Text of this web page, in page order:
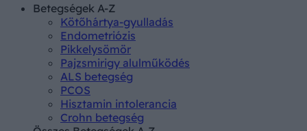
Betegségek A-Z
Kötőhártya-gyulladás
Endometriózis
Pikkelysömör
Pajzsmirigy alulműködés
ALS betegség
PCOS
Hisztamin intolerancia
Crohn betegség